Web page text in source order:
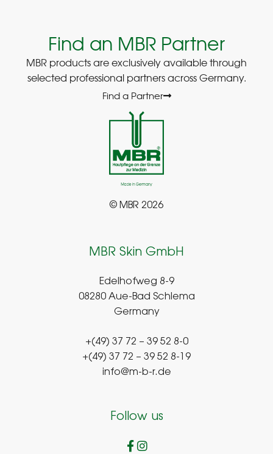
Find an MBR Partner
MBR products are exclusively available through
selected professional partners across Germany.
Find a Partner
© MBR 2026
MBR Skin GmbH
Edelhofweg 8-9
08280 Aue-Bad Schlema
Germany
+(49) 37 72 – 39 52 8-0
+(49) 37 72 – 39 52 8-19
info@m-b-r.de
Follow us